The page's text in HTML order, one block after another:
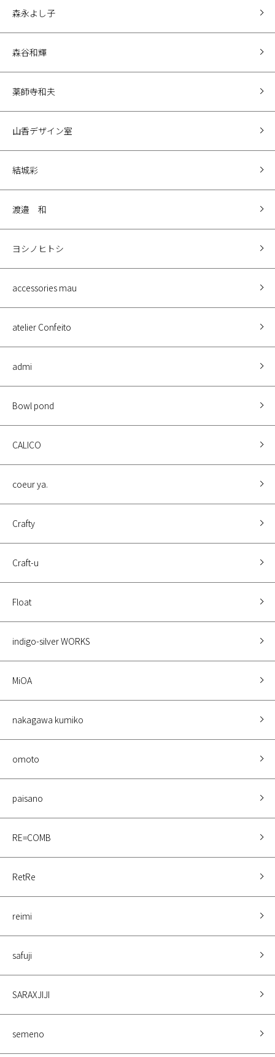
森永よし子
森谷和輝
薬師寺和夫
山香デザイン室
結城彩
渡邉 和
ヨシノヒトシ
accessories mau
atelier Confeito
admi
Bowl pond
CALICO
coeur ya.
Crafty
Craft-u
Float
indigo-silver WORKS
MiOA
nakagawa kumiko
omoto
paisano
RE=COMB
RetRe
reimi
safuji
SARAXJIJI
semeno